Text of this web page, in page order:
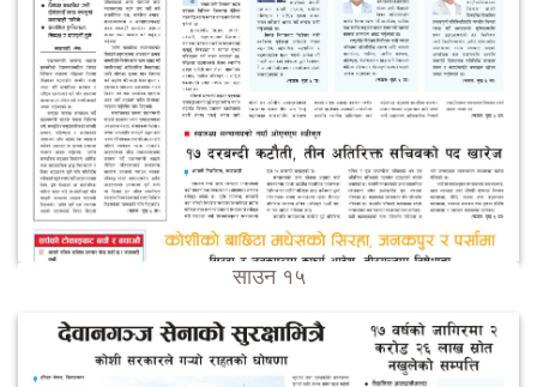
साउन १५